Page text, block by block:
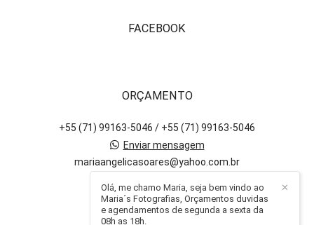
FACEBOOK
ORÇAMENTO
+55 (71) 99163-5046 / +55 (71) 99163-5046
Enviar mensagem
mariaangelicasoares@yahoo.com.br
✕
Olá, me chamo Maria, seja bem vindo ao
Maria´s Fotografias, Orçamentos duvidas
e agendamentos de segunda a sexta da
08h as 18h.